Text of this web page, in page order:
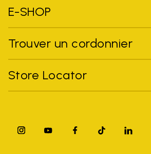
E-SHOP
Trouver un cordonnier
Store Locator